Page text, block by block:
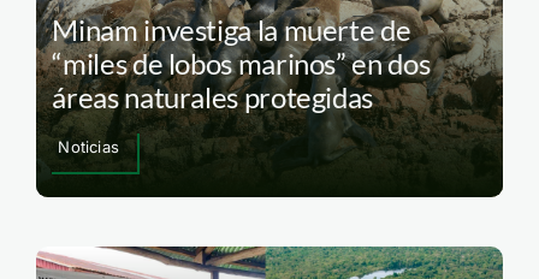
Minam investiga la muerte de
“miles de lobos marinos” en dos
áreas naturales protegidas
Noticias